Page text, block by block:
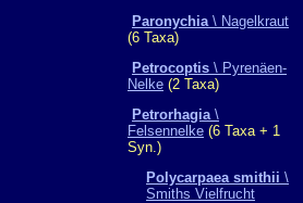
Paronychia\ Nagelkraut
(6 Taxa)
Petrocoptis \ Pyrenäen-
Nelke (2 Taxa)
Petrorhagia\
Felsennelke (6 Taxa + 1
Syn.)
Polycarpaea smithii \
Smiths Vielfrucht